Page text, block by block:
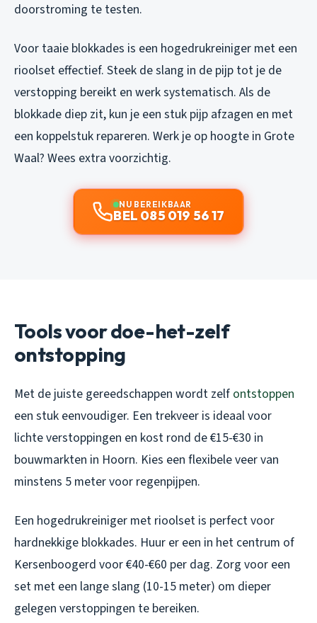
doorstroming te testen.
Voor taaie blokkades is een hogedrukreiniger met een
rioolset effectief. Steek de slang in de pijp tot je de
verstopping bereikt en werk systematisch. Als de
blokkade diep zit, kun je een stuk pijp afzagen en met
een koppelstuk repareren. Werk je op hoogte in Grote
Waal? Wees extra voorzichtig.
NU BEREIKBAAR
BEL 085 019 56 17
Tools voor doe-het-zelf
ontstopping
Met de juiste gereedschappen wordt zelf ontstoppen
een stuk eenvoudiger. Een trekveer is ideaal voor
lichte verstoppingen en kost rond de €15-€30 in
bouwmarkten in Hoorn. Kies een flexibele veer van
minstens 5 meter voor regenpijpen.
Een hogedrukreiniger met rioolset is perfect voor
hardnekkige blokkades. Huur er een in het centrum of
Kersenboogerd voor €40-€60 per dag. Zorg voor een
set met een lange slang (10-15 meter) om dieper
gelegen verstoppingen te bereiken.